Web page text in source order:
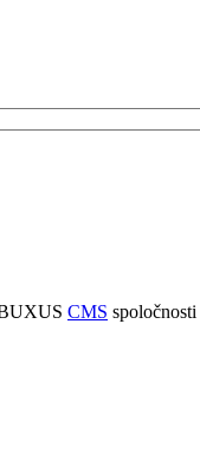
CMS spoločnosti